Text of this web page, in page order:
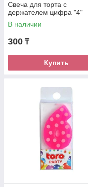
Свеча для торта с
держателем цифра "4"
В наличии
300 ₸
Купить